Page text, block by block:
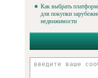
Как выбрать
для покупки
недвижимости